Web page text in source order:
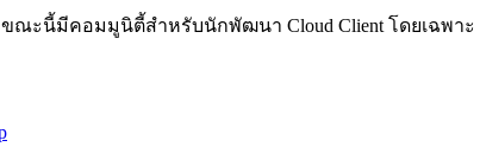
ขณะนี้มีคอมมูนิตี้สำหรับนักพัฒนา Cloud Client โดยเฉพ